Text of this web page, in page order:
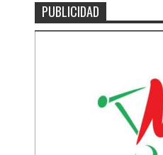
PUBLICIDAD